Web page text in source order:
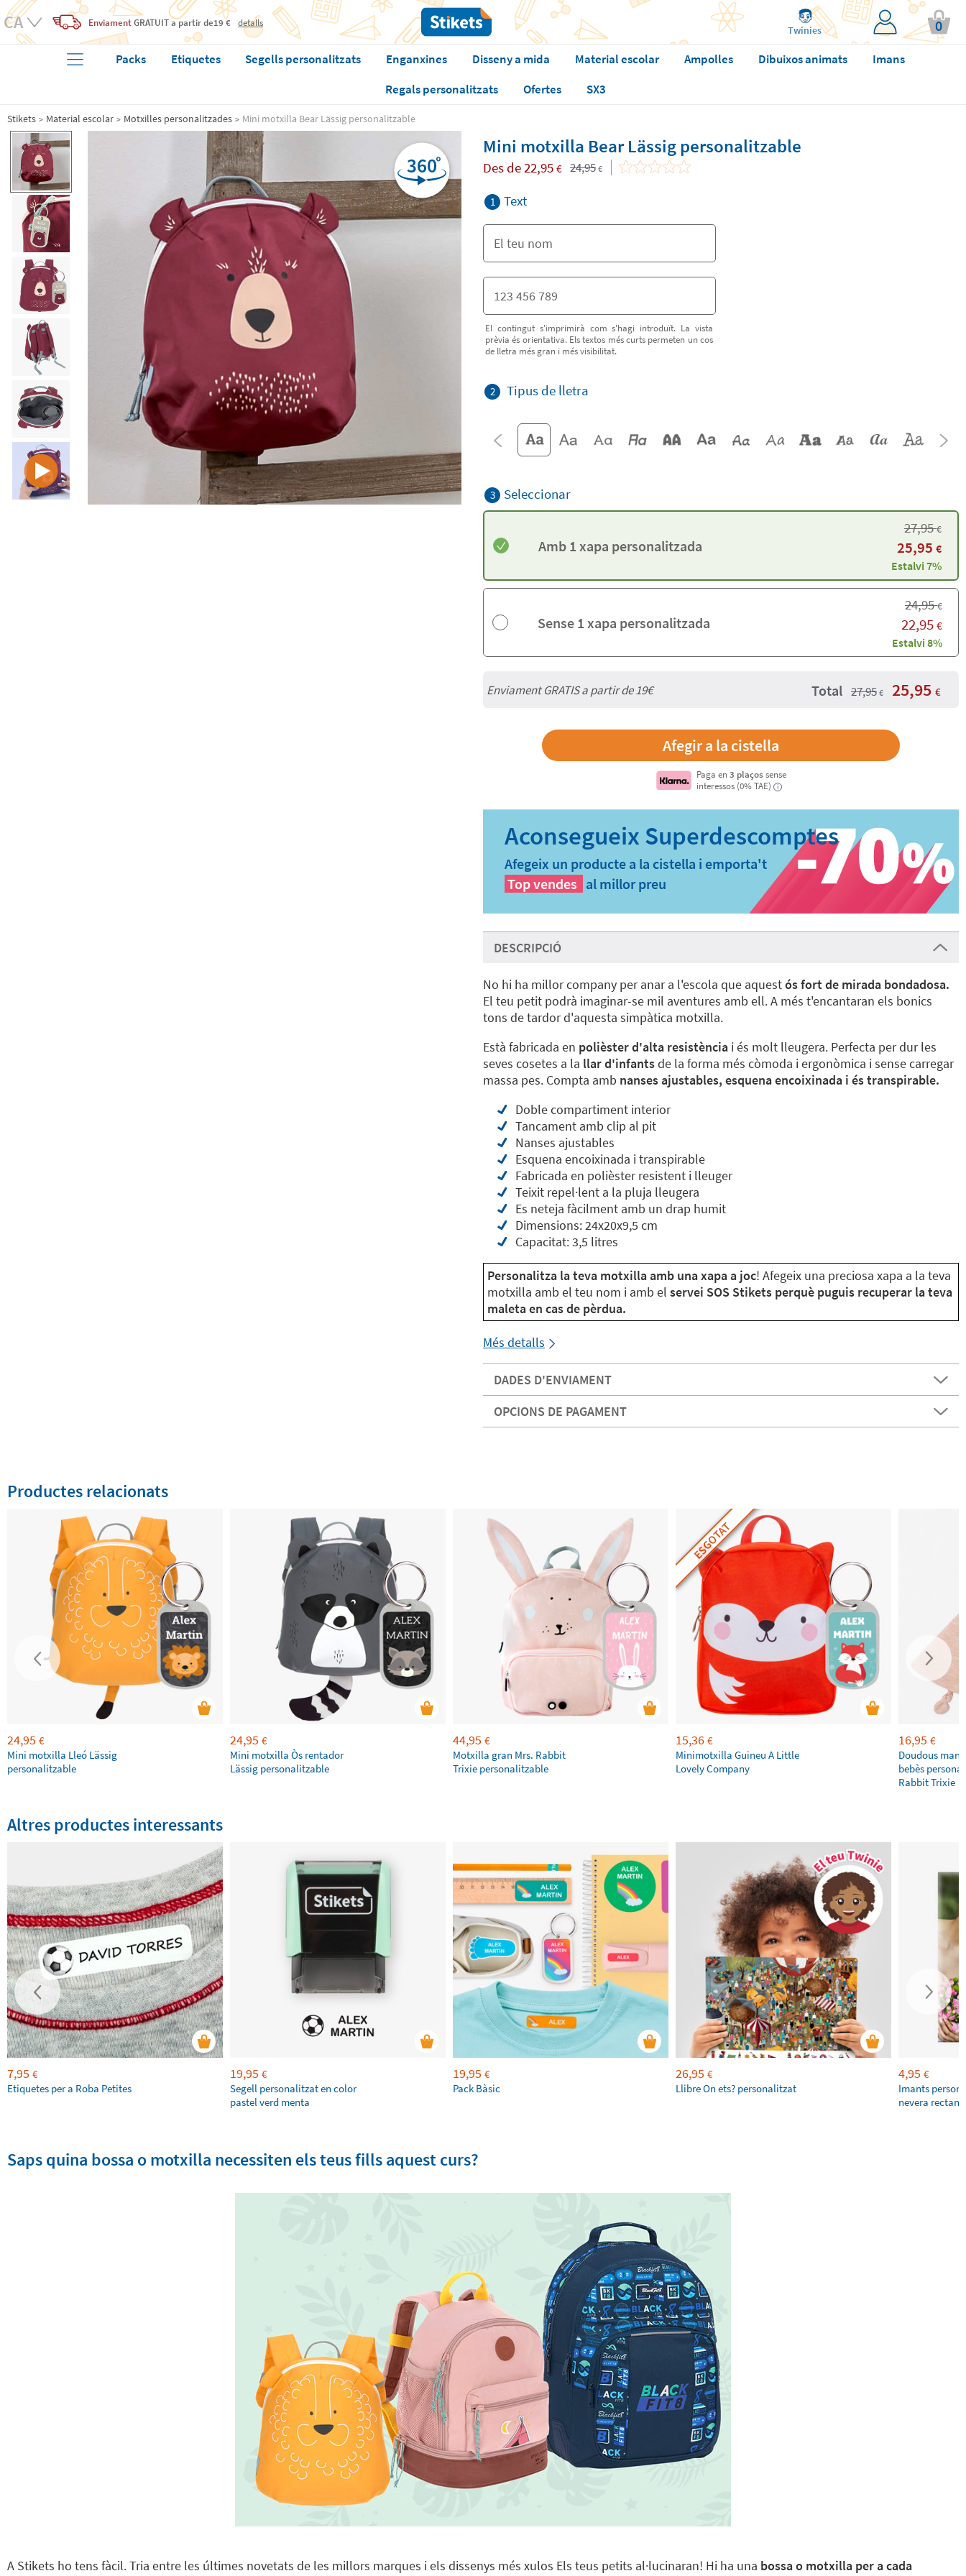
EnviamentGRATUITa partir de19 € detalls
Twinies 0
Packs Etiquetes Segells personalitzats Enganxines Disseny a mida Material escolar Ampolles Dibuixos animats
Imans
Regals personalitzats
Ofertes SX3
Stikets Material escolar Motxilles personalitzades Mini motxilla Bear Lässig personalitzable
Mini motxilla Bear Lässig personalitzable
Des de22,95 € 24,95 €
1 Text
El contingut s'imprimirà com s'hagi introduït. La vista
prèvia és orientativa. Els textos més curts permeten un cos
de lletra més gran i més visibilitat.
2 Tipus de lletra
3 Seleccionar
Amb 1 xapa personalitzada
27,95€
25,95 €
Estalvi 7%
Sense 1 xapa personalitzada
24,95€
22,95 €
Estalvi 8%
Enviament GRATIS a partir de 19€ Total 27,95 € 25,95 €
Paga en 3 plaços sense
interessos (0% TAE)
i
Afegeix un producte a la cistella i emporta't
Top vendes al millor preu
DESCRIPCIÓ
No hi ha millor company per anar a l'escola que aquestós fort de mirada bondadosa.
El teu petit podrà imaginar-se mil aventures amb ell. A més t'encantaran els bonics
tons de tardor d'aquesta simpàtica motxilla.
Està fabricada en polièster d'alta resistència i és molt lleugera. Perfecta per dur les
seves cosetes a la llar d'infantsde la forma més còmoda i ergonòmica i sense carregar
massa pes. Compta amb nanses ajustables, esquena encoixinada i és transpirable.
Doble compartiment interior
Tancament amb clip al pit
Nanses ajustables
Esquena encoixinada i transpirable
Fabricada en polièster resistent i lleuger
Teixit repel·lent a la pluja lleugera
Es neteja fàcilment amb un drap humit
Dimensions: 24x20x9,5 cm
Capacitat: 3,5 litres
Personalitza la teva motxilla amb una xapa a joc! Afegeix una preciosa xapa a la teva
motxilla amb el teu nom i amb el servei SOS Stikets perquè puguis recuperar la teva
maleta en cas de pèrdua.
Més detalls
DADES D'ENVIAMENT
OPCIONS DE PAGAMENT
Productes relacionats
24,95 €
Mini motxilla Lleó Lässig
personalitzable
24,95 €
Mini motxilla Òs rentador
Lässig personalitzable
44,95 €
Motxilla gran Mrs. Rabbit
Trixie personalitzable
ESGOTAT
15,36 €
Minimotxilla Guineu A Little
Lovely Company
16,95 €
Doudous
bebès
Rabbit Trixie
Altres productes interessants
7,95 €
Etiquetes per a Roba Petites
19,95 €
Segell personalitzat en color
pastel verd menta
19,95 €
Pack Bàsic
26,95 €
Llibre On ets? personalitzat
4,95 €
Imants
nevera
Saps quina bossa o motxilla necessiten els teus fills aquest curs?
A Stikets ho tens fàcil. Tria entre les últimes novetats de les millors marques i els dissenys més xulos Els teus petits al·lucinaran! Hi ha una bossa o motxilla per a cada